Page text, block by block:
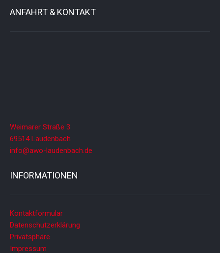
ANFAHRT & KONTAKT
Weimarer Straße 3
69514 Laudenbach
info@awo-laudenbach.de
INFORMATIONEN
Kontaktformular
Datenschutzerklärung
Privatsphäre
Impressum